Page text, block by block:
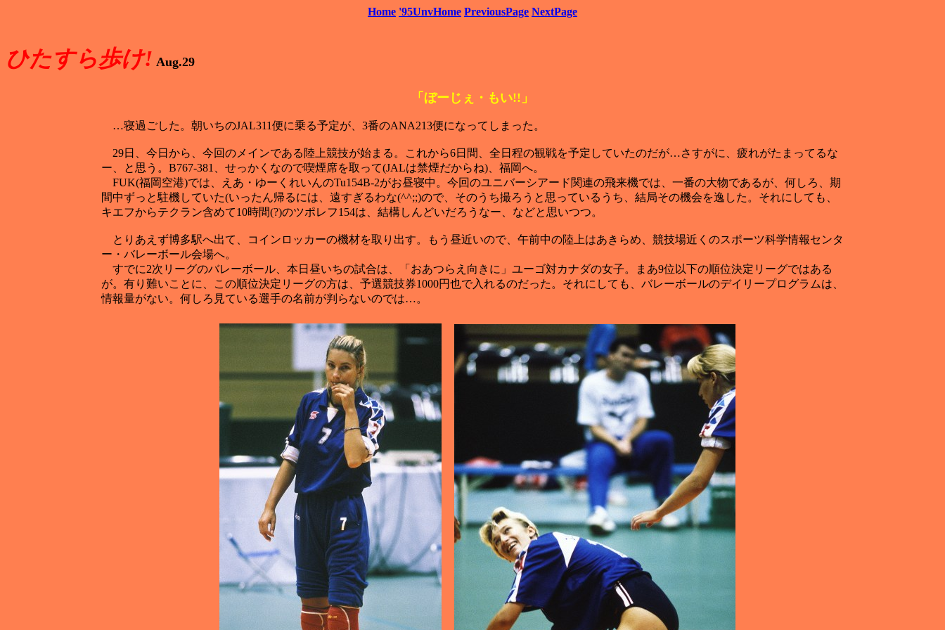
Home '95UnvHome PreviousPage NextPage
ひたすら歩け! Aug.29
「ぼーじぇ・もい!!」
…寝過ごした。朝いちのJAL311便に乗る予定が、3番のANA213便になってしまった。
29日、今日から、今回のメインである陸上競技が始まる。これから6日間、全日程の観戦を予定していたのだが…さすがに、疲れがたまってるな
ー、と思う。B767-381、せっかくなので喫煙席を取って(JALは禁煙だからね)、福岡へ。
FUK(福岡空港)では、えあ・ゆーくれいんのTu154B-2がお昼寝中。今回のユニバーシアード関連の飛来機では、一番の大物であるが、何しろ、期
間中ずっと駐機していた(いったん帰るには、遠すぎるわな(^^;;)ので、そのうち撮ろうと思っているうち、結局その機会を逸した。それにしても、
キエフからテクラン含めて10時間(?)のツポレフ154は、結構しんどいだろうなー、などと思いつつ。
とりあえず博多駅へ出て、コインロッカーの機材を取り出す。もう昼近いので、午前中の陸上はあきらめ、競技場近くのスポーツ科学情報センタ
ー・バレーボール会場へ。
すでに2次リーグのバレーボール、本日昼いちの試合は、「おあつらえ向きに」ユーゴ対カナダの女子。まあ9位以下の順位決定リーグではある
が。有り難いことに、この順位決定リーグの方は、予選競技券1000円也で入れるのだった。それにしても、バレーボールのデイリープログラムは、
情報量がない。何しろ見ている選手の名前が判らないのでは…。